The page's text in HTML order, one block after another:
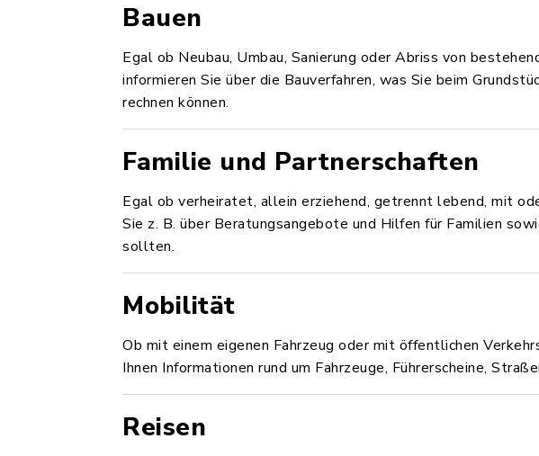
Bauen
Egal ob Neubau, Umbau, Sanierung oder Abriss von
informieren Sie über die Bauverfahren, was Sie beim
rechnen können.
Familie und Partnerschaften
Egal ob verheiratet, allein erziehend, getrennt lebend, mit
Sie z. B. über Beratungsangebote und Hilfen für Familien
sollten.
Mobilität
Ob mit einem eigenen Fahrzeug oder mit öffentlichen
Ihnen Informationen rund um Fahrzeuge, Führerscheine,
Reisen